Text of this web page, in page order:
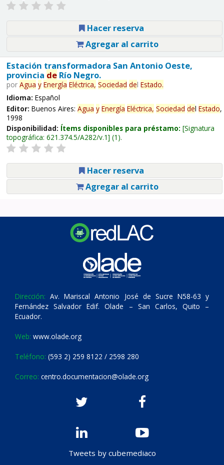
Hacer reserva
Agregar al carrito
Estación transformadora San Antonio Oeste,
provincia deRío Negro.
por Agua y Energía Eléctrica, Sociedad del Estado.
Idioma: Español
Editor: Buenos Aires: Agua y Energía Eléctrica, Sociedad del Estado,
1998
Disponibilidad: Ítems disponibles para préstamo: Signatura
topográfica: 621.374.5/A282/v.1 (1).
Hacer reserva
Agregar al carrito
Dirección: Av. Mariscal Antonio José de Sucre N58-63 y
Fernández Salvador Edif. Olade – San Carlos, Quito –
Ecuador.
Web: www.olade.org
Teléfono: (593 2) 259 8122 / 2598 280
Correo: centro.documentacion@olade.org
Tweets by cubemediaco